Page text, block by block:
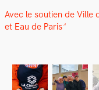
Avec le sou­tien de Ville
et Eau de Paris